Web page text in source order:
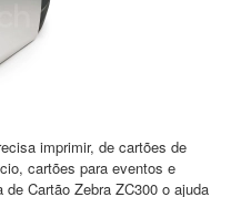
imprimir, de cartões de
cartões para eventos e
Cartão Zebra ZC300 o ajuda